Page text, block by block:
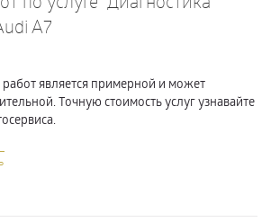
A7
работ является примерной и может
Точную стоимость услуг узнавайте